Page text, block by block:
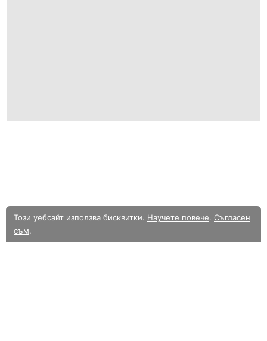
Този уебсайт използва бисквитки. Научете повече. Съгласен
съм.